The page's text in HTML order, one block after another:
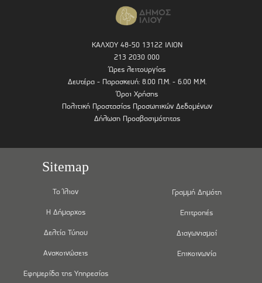
ΚΑΛΧΟΥ 48-50 13122 ΙΛΙΟΝ
213 2030 000
Ώρες λειτουργίας
Δευτέρα - Παρασκευή: 8.00 Π.Μ. - 6.00 Μ.Μ.
Όροι Χρήσης
Πολιτική Προστασίας Προσωπικών Δεδομένων
Δήλωση Προσβασιμότητας
Sitemap
Το Ίλιον
Η Δήμαρχος
Δελτία Τύπου
Ανακοινώσεις
Εφημερίδα της Υπηρεσίας
Γραμμή Δημότη
Επιτροπές
Διαγωνισμοί
Επικοινωνία